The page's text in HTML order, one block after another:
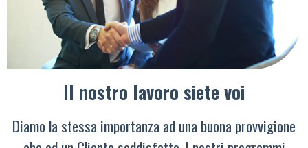
Il nostro lavoro siete voi
Diamo la stessa importanza ad una buona provvigione